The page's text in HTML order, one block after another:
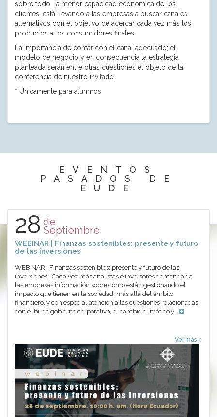
sobre todo la menor capacidad económica de los
clientes, está llevando a las empresas a buscar canales
alternativos con el objetivo de acercar cada vez más los
productos a los consumidores finales.
La importancia de contar con el canal adecuado; el
modelo de negocio y en consecuencia la estrategia
planteada serán entre otras cuestiones el objeto de la
conferencia de nuestro invitado.
* Únicamente para alumnos
EVENTOS
PASADOS DE
EUDE
28 de
Septiembre
WEBINAR | Finanzas sostenibles: presente y futuro
de las inversiones
WEBINAR | Finanzas sostenibles: presente y futuro de las
inversiones Cada vez más analistas e inversores demandan a
las empresas información sobre cómo están gestionando el
impacto que tienen en la sociedad, más allá del ámbito
financiero, y con especial atención a las cuestiones relacionadas
con el buen gobierno corporativo, el cambio climático y…
Ver más